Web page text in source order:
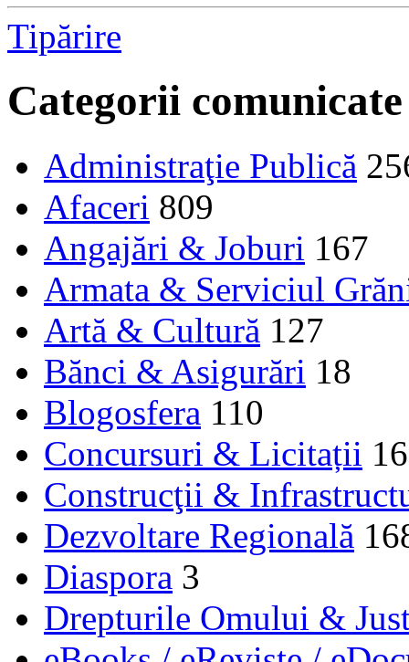
Tipărire
Categorii comunicate
Administraţie Publică
Afaceri 809
Angajări & Joburi 167
Armata & Serviciul
Artă & Cultură 127
Bănci & Asigurări 18
Blogosfera 110
Concursuri & Licitații 16
Construcţii &
Dezvoltare Regională
Diaspora 3
Drepturile Omului &